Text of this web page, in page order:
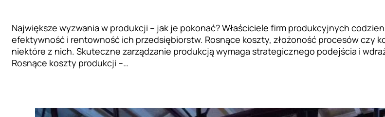
Największe wyzwania w produkcji – jak je pokonać? Właściciele firm produkcyjnych
efektywność i rentowność ich przedsiębiorstw. Rosnące koszty, złożoność procesów czy
niektóre z nich. Skuteczne zarządzanie produkcją wymaga strategicznego podejścia i
Rosnące koszty produkcji –…